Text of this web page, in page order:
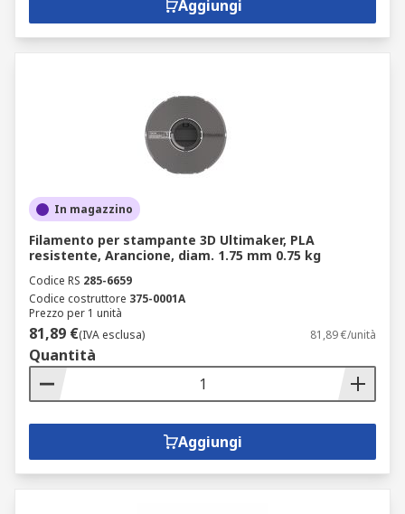
Aggiungi
In magazzino
Filamento per stampante 3D Ultimaker, PLA
resistente, Arancione, diam. 1.75 mm 0.75 kg
Codice RS 285-6659
Codice costruttore 375-0001A
Prezzo per 1 unità
81,89 €(IVA esclusa) 81,89 €/unità
Quantità
Aggiungi